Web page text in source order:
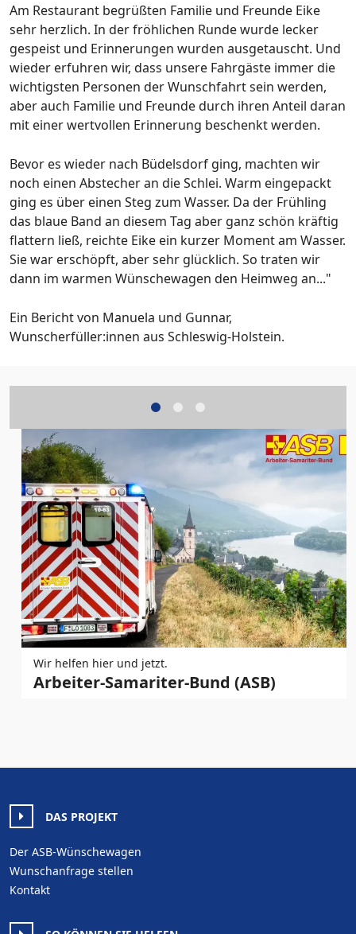
Am Restaurant begrüßten Familie und Freunde Eike
sehr herzlich. In der fröhlichen Runde wurde lecker
gespeist und Erinnerungen wurden ausgetauscht. Und
wieder erfuhren wir, dass unsere Fahrgäste immer die
wichtigsten Personen der Wunschfahrt sein werden,
aber auch Familie und Freunde durch ihren Anteil daran
mit einer wertvollen Erinnerung beschenkt werden.
Bevor es wieder nach Büdelsdorf ging, machten wir
noch einen Abstecher an die Schlei. Warm eingepackt
ging es über einen Steg zum Wasser. Da der Frühling
das blaue Band an diesem Tag aber ganz schön kräftig
flattern ließ, reichte Eike ein kurzer Moment am Wasser.
Sie war erschöpft, aber sehr glücklich. So traten wir
dann im warmen Wünschewagen den Heimweg an..."
Ein Bericht von Manuela und Gunnar,
Wunscherfüller:innen aus Schleswig-Holstein.
Wir helfen hier und jetzt.
Arbeiter-Samariter-Bund (ASB)
DAS PROJEKT
Der ASB-Wünschewagen
Wunschanfrage stellen
Kontakt